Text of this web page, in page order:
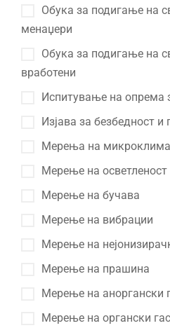
Обука за подигање на
менаџери
Обука за подигање на
вработени
Испитување на опрема
Изјава за безбедност
Мерења на
Мерење на осветленост
Мерење на бучава
Мерење на вибрации
Мерење на
Мерење на прашина
Мерење на аноргански
Мерење на органски